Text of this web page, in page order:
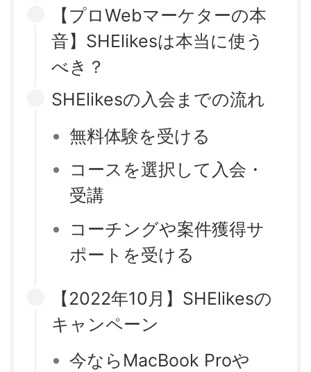
【プロWebマーケターの本
音】SHElikesは本当に使う
べき？
SHElikesの入会までの流れ
無料体験を受ける
コースを選択して入会・
受講
コーチングや案件獲得サ
ポートを受ける
【2022年10月】SHElikesの
キャンペーン
今ならMacBook Proや